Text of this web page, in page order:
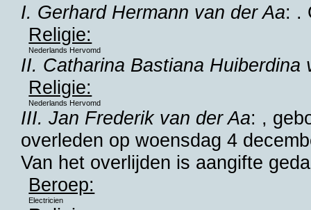
I. Gerhard Hermann van der Aa: .
Religie:
Nederlands Hervomd
II. Catharina Bastiana Huiberdina
Religie:
Nederlands Hervomd
III. Jan Frederik van der Aa: ,
overleden op woensdag 4
Van het overlijden is aangifte
Beroep:
Electricien